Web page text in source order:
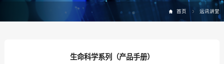
首页 远讯讲堂
生命科学系列（产品手册）